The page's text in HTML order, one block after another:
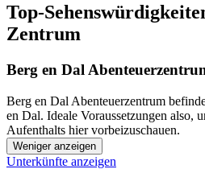
Top-
Zentrum
Berg en Dal
Berg en Dal Abenteuerzentrum
en Dal. Ideale Voraussetzungen also,
Aufenthalts hier vorbeizuschauen.
Weniger anzeigen
Unterkünfte anzeigen